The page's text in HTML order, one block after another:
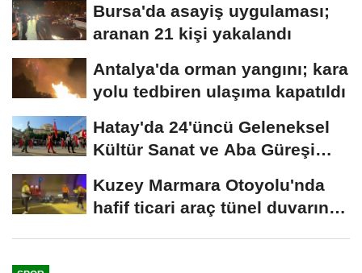
Bursa'da asayiş uygulaması;
aranan 21 kişi yakalandı
Antalya'da orman yangını; kara
yolu tedbiren ulaşıma kapatıldı
Hatay'da 24'üncü Geleneksel
Kültür Sanat ve Aba Güreşi
Kuzey Marmara Otoyolu'nda
hafif ticari araç tünel duvarına